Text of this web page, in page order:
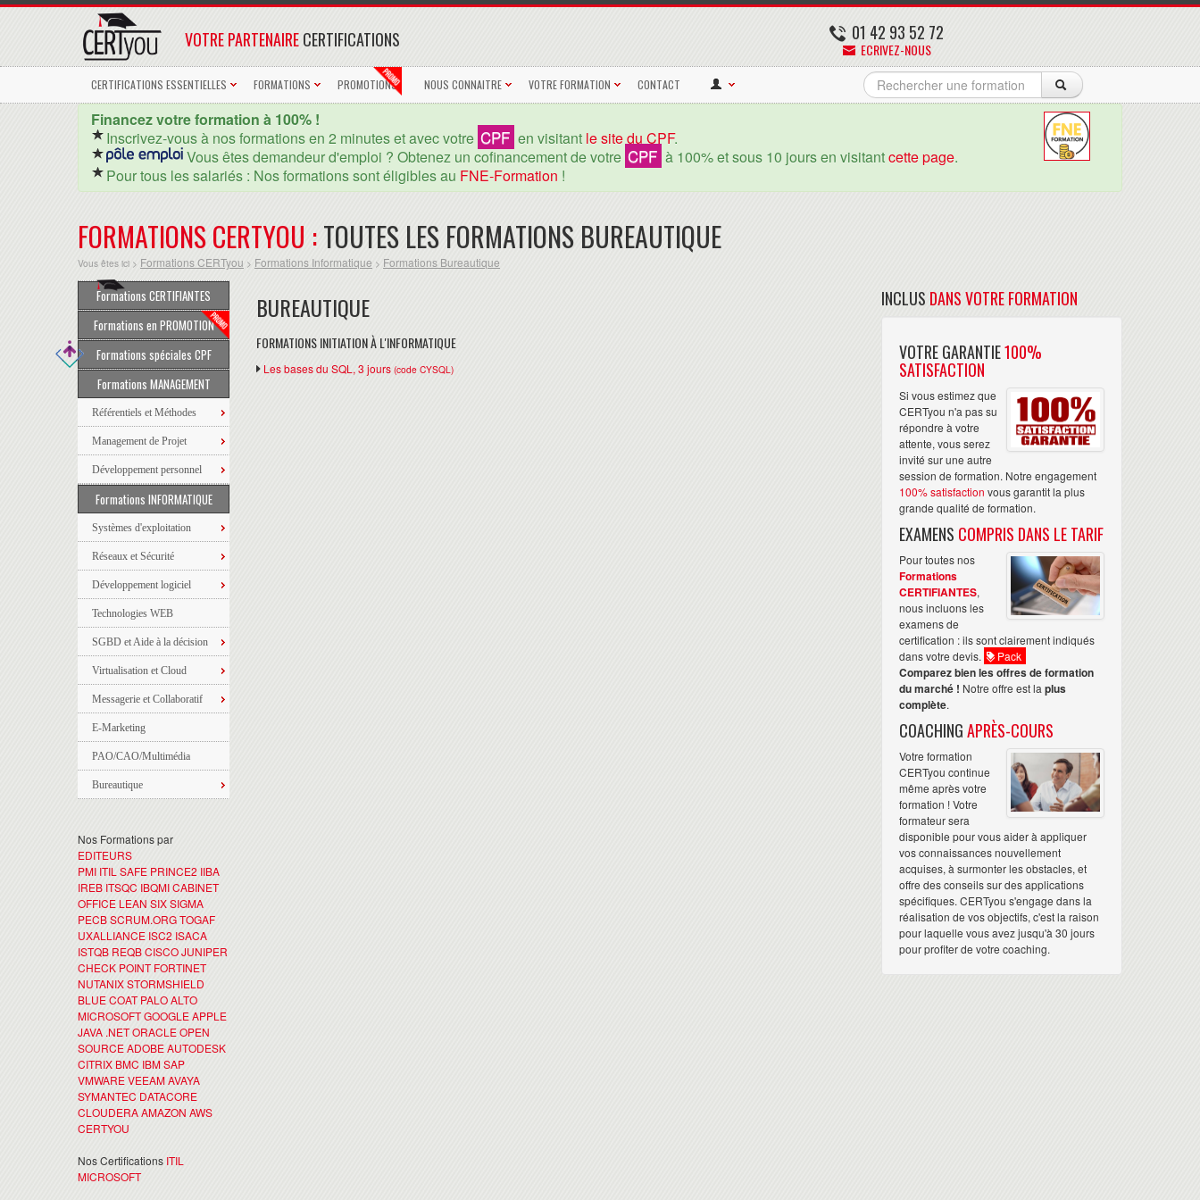
01 42 93 52 72
ECRIVEZ-NOUS
VOTRE PARTENAIRECERTIFICATIONS
CERTIFICATIONS ESSENTIELLES FORMATIONS PROMOTIONS NOUS CONNAITRE VOTRE FORMATION CONTACT
Financez votre formation à 100% !
Inscrivez-vous à nos formations en 2 minutes et avec votre CPF en visitant le site du CPF.
Vous êtes demandeur d'emploi ? Obtenez un cofinancement de votre CPF à 100% et sous 10 jours en visitantcette page.
Pour tous les salariés : Nos formations sont éligibles au FNE-Formation !
FORMATIONS CERTYOU :TOUTES LES FORMATIONS BUREAUTIQUE
Vous êtes ici > Formations CERTyou > Formations Informatique > Formations Bureautique
Formations CERTIFIANTES
Formations en PROMOTION
Formations spéciales CPF
Formations MANAGEMENT
Référentiels et Méthodes
Management de Projet
Développement personnel
Formations INFORMATIQUE
Systèmes d'exploitation
Réseaux et Sécurité
Développement logiciel
Technologies WEB
SGBD et Aide à la décision
Virtualisation et Cloud
Messagerie et Collaboratif
E-Marketing
PAO/CAO/Multimédia
Bureautique
Nos Formations par
EDITEURS
PMI ITIL SAFE PRINCE2 IIBA
IREB ITSQC IBQMICABINET
OFFICE LEAN SIX SIGMA
PECBSCRUM.ORGTOGAF
UXALLIANCE ISC2 ISACA
ISTQB REQBCISCOJUNIPER
CHECK POINT FORTINET
NUTANIXSTORMSHIELD
BLUE COAT PALO ALTO
MICROSOFTGOOGLEAPPLE
JAVA .NETORACLEOPEN
SOURCEADOBEAUTODESK
CITRIX BMC IBMSAP
VMWAREVEEAMAVAYA
SYMANTEC DATACORE
CLOUDERAAMAZON AWS
CERTYOU
Nos Certifications ITIL
MICROSOFT
BUREAUTIQUE
FORMATIONS INITIATION À L'INFORMATIQUE
Les bases du SQL, 3 jours (code CYSQL)
INCLUS DANS VOTRE FORMATION
VOTRE GARANTIE100%
SATISFACTION
Si vous estimez que
CERTyou n'a pas su
répondre à votre
attente, vous serez
invité sur une autre
session de formation. Notre engagement
100% satisfaction vous garantit la plus
grande qualité de formation.
EXAMENS COMPRIS DANS LE TARIF
Pour toutes nos
Formations
CERTIFIANTES,
nous incluons les
examens de
certification : ils sont clairement indiqués
dans votre devis.
Pack
Comparez bien les offres de formation
du marché ! Notre offre est la plus
complète.
COACHINGAPRÈS-COURS
Votre formation
CERTyou continue
même après votre
formation ! Votre
formateur sera
disponible pour vous aider à appliquer
vos connaissances nouvellement
acquises, à surmonter les obstacles, et
offre des conseils sur des applications
spécifiques. CERTyou s'engage dans la
réalisation de vos objectifs, c'est la raison
pour laquelle vous avez jusqu'à 30 jours
pour profiter de votre coaching.